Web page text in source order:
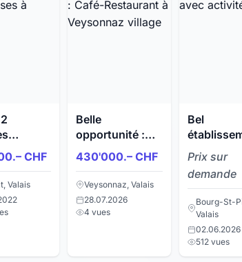
à
CHF
Valais
Belle
opportunité :
Café-
Restaurant à
Veysonnaz
village
430'000.– CHF
Veysonnaz, Valais
28.07.2026
4 vues
Bel
avec
varié !
Prix sur
demande
Bourg-St-
Valais
02.06.2026
512 vues